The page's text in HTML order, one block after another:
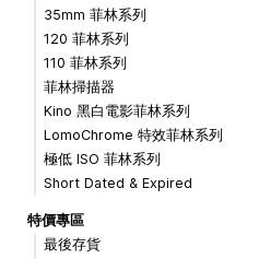
35mm 菲林系列
120 菲林系列
110 菲林系列
菲林掃描器
Kino 黑白電影菲林系列
LomoChrome 特效菲林系列
極低 ISO 菲林系列
Short Dated & Expired
特價專區
最後存貨